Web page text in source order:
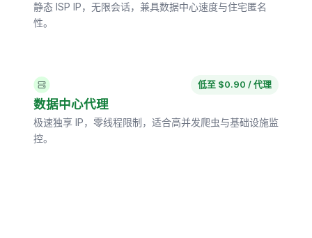
静态 ISP IP，无限会话，兼具数据中心速度与住宅匿名
性。
低至 $0.90 / 代理
数据中心代理
极速独享 IP，零线程限制，适合高并发爬虫与基础设施监
控。